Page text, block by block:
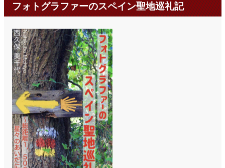
フォトグラファーのスペイン聖地巡礼記